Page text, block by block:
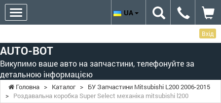
Вхід
AUTO-BOT
Викупимо ваше авто на запчастини, телефонуйте за
детальною інформацією
UA
Головна > Каталог > БУ Запчастини Mitsubishi L200 2006-2015
> Роздавальна коробка Super Select механіка mitsubishi l200